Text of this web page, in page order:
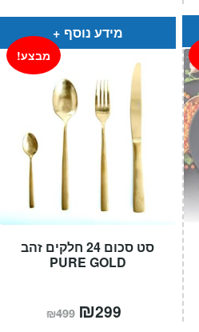
היה:
₪249.
הוא:
מידע נוסף
סט סכום 24 חלקים זהב
PURE GOLD
מבצע!
₪499 המחיר
המקורי
₪299